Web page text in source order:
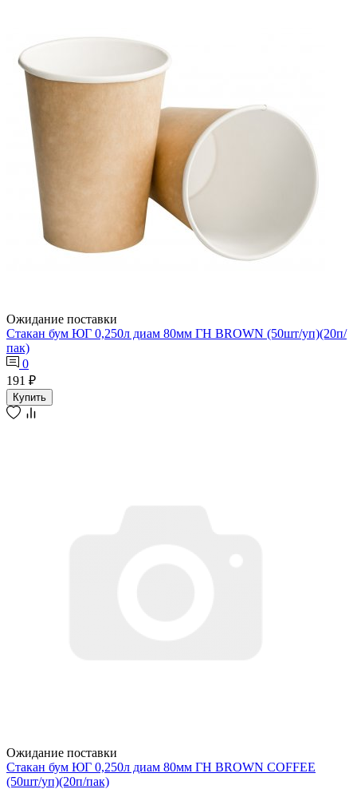
Ожидание поставки
Стакан бум ЮГ 0,250л диам 80мм ГН BROWN (50шт/уп)(20п/
пак)
0
191 ₽
Купить
Ожидание поставки
Стакан бум ЮГ 0,250л диам 80мм ГН BROWN COFFEE
(50шт/уп)(20п/пак)